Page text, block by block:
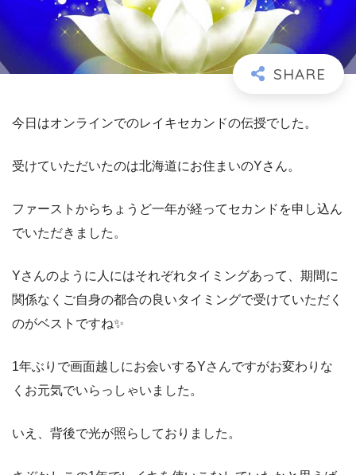
今日はオンラインでのレイキセカンドの伝授でした。
受けていただいたのは北海道にお住まいのYさん。
ファーストからちょうど一年が経ってセカンドを申し込ん
でいただきました。
Yさんのように人にはそれぞれタイミングあって、期間に
関係なくご自身の都合の良いタイミングで受けていただく
のがベストですね✨
1年ぶりで画面越しにお会いするYさんですがお変わりな
くお元気でいらっしゃいました。
いえ、背後で光が照らしておりました。